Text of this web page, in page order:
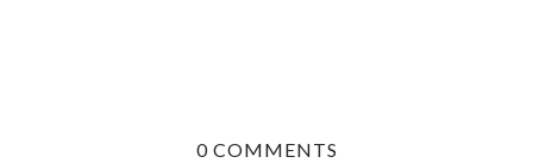
0 COMMENTS